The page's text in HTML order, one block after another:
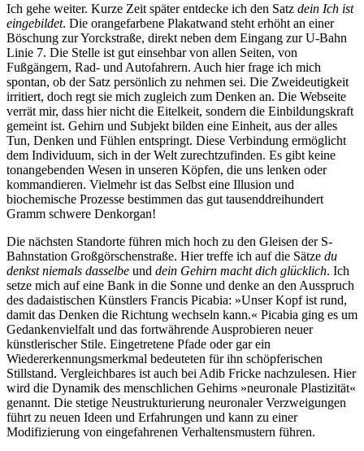
Ich gehe weiter. Kurze Zeit später entdecke ich den Satz dein Ich ist
eingebildet. Die orangefarbene Plakatwand steht erhöht an einer
Böschung zur Yorckstraße, direkt neben dem Eingang zur U-Bahn
Linie 7. Die Stelle ist gut einsehbar von allen Seiten, von
Fußgängern, Rad- und Autofahrern. Auch hier frage ich mich
spontan, ob der Satz persönlich zu nehmen sei. Die Zweideutigkeit
irritiert, doch regt sie mich zugleich zum Denken an. Die Webseite
verrät mir, dass hier nicht die Eitelkeit, sondern die Einbildungskraft
gemeint ist. Gehirn und Subjekt bilden eine Einheit, aus der alles
Tun, Denken und Fühlen entspringt. Diese Verbindung ermöglicht
dem Individuum, sich in der Welt zurechtzufinden. Es gibt keine
tonangebenden Wesen in unseren Köpfen, die uns lenken oder
kommandieren. Vielmehr ist das Selbst eine Illusion und
biochemische Prozesse bestimmen das gut tausenddreihundert
Gramm schwere Denkorgan!
Die nächsten Standorte führen mich hoch zu den Gleisen der S-
Bahnstation Großgörschenstraße. Hier treffe ich auf die Sätze du
denkst niemals dasselbe und dein Gehirn macht dich glücklich. Ich
setze mich auf eine Bank in die Sonne und denke an den Ausspruch
des dadaistischen Künstlers Francis Picabia: »Unser Kopf ist rund,
damit das Denken die Richtung wechseln kann.« Picabia ging es um
Gedankenvielfalt und das fortwährende Ausprobieren neuer
künstlerischer Stile. Eingetretene Pfade oder gar ein
Wiedererkennungsmerkmal bedeuteten für ihn schöpferischen
Stillstand. Vergleichbares ist auch bei Adib Fricke nachzulesen. Hier
wird die Dynamik des menschlichen Gehirns »neuronale Plastizität«
genannt. Die stetige Neustrukturierung neuronaler Verzweigungen
führt zu neuen Ideen und Erfahrungen und kann zu einer
Modifizierung von eingefahrenen Verhaltensmustern führen.